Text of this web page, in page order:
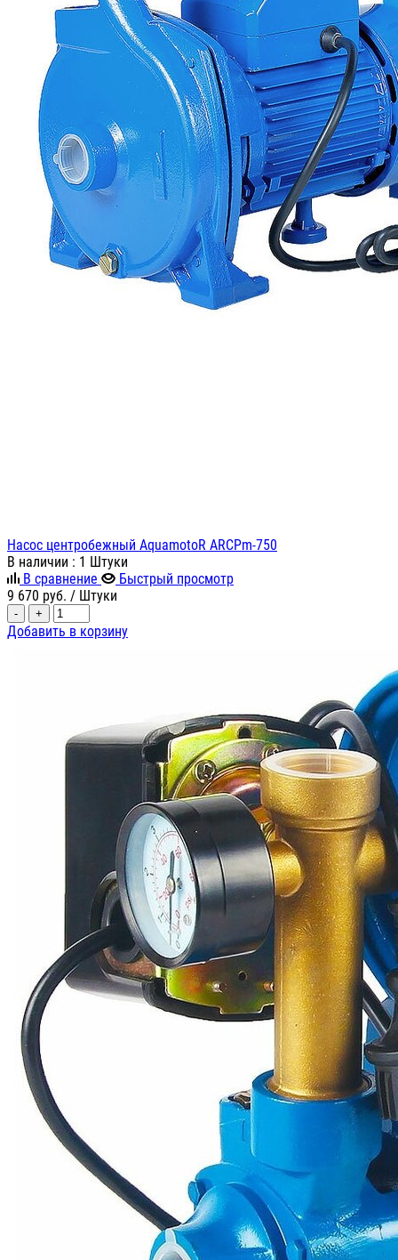
Насос центробежный AquamotoR ARCPm-750
В наличии : 1 Штуки
В сравнение
Быстрый просмотр
9 670 руб. / Штуки
- +
Добавить в корзину